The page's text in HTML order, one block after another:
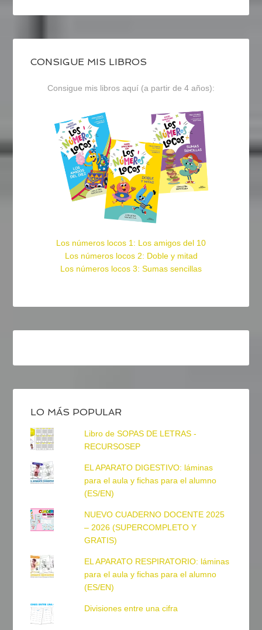
CONSIGUE MIS LIBROS
Consigue mis libros aquí (a partir de 4 años):
Los números locos 1: Los amigos del 10
Los números locos 2: Doble y mitad
Los números locos 3: Sumas sencillas
LO MÁS POPULAR
Libro de SOPAS DE LETRAS -
RECURSOSEP
EL APARATO DIGESTIVO: láminas
para el aula y fichas para el alumno
(ES/EN)
NUEVO CUADERNO DOCENTE 2025
– 2026 (SUPERCOMPLETO Y
GRATIS)
EL APARATO RESPIRATORIO: láminas
para el aula y fichas para el alumno
(ES/EN)
Divisiones entre una cifra